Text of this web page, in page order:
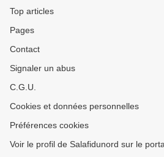
Top articles
Pages
Contact
Signaler un abus
C.G.U.
Cookies et données personnelles
Préférences cookies
Voir le profil de Salafidunord sur le